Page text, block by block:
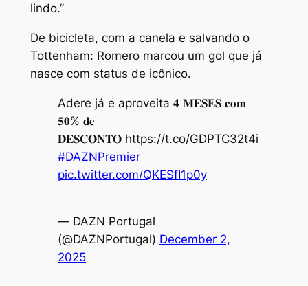
lindo.”
De bicicleta, com a canela e salvando o
Tottenham: Romero marcou um gol que já
nasce com status de icônico.
Adere já e aproveita 𝟒 𝐌𝐄𝐒𝐄𝐒 𝐜𝐨𝐦
𝟓𝟎% 𝐝𝐞
𝐃𝐄𝐒𝐂𝐎𝐍𝐓𝐎 https://t.co/GDPTC32t4i
#DAZNPremier
pic.twitter.com/QKESfI1p0y
— DAZN Portugal
(@DAZNPortugal) December 2,
2025